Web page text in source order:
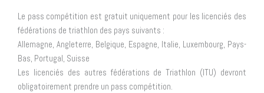
Le pass compétition est gratuit uniquement pour les licenciés des
fédérations de triathlon des pays suivants :
Allemagne, Angleterre, Belgique, Espagne, Italie, Luxembourg, Pays-
Bas, Portugal, Suisse
Les licenciés des autres fédérations de Triathlon (ITU) devront
obligatoirement prendre un pass compétition.